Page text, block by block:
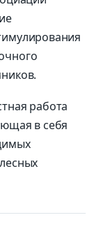
работа
в себя